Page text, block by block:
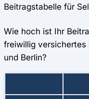
Beitragstabelle für
Wie hoch ist Ihr
freiwillig versichertes
und Berlin?